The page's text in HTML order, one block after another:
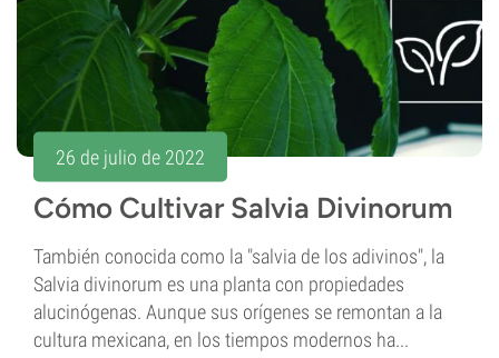
26 de julio de 2022
Cómo Cultivar Salvia Divinorum
También conocida como la "salvia de los adivinos", la
Salvia divinorum es una planta con propiedades
alucinógenas. Aunque sus orígenes se remontan a la
cultura mexicana, en los tiempos modernos ha...